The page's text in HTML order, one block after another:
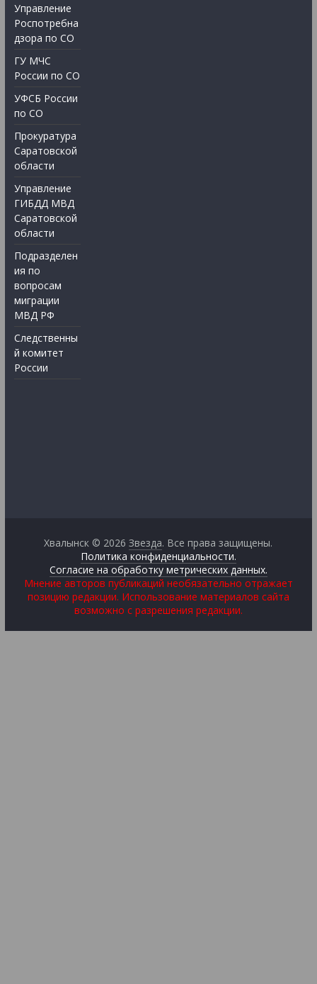
Управление
Роспотребна
дзора по СО
ГУ МЧС
России по СО
УФСБ России
по СО
Прокуратура
Саратовской
области
Управление
ГИБДД МВД
Саратовской
области
Подразделен
ия по
вопросам
миграции
МВД РФ
Следственны
й комитет
России
Хвалынск © 2026Звезда. Все права защищены.
Политика конфиденциальности.
Согласие на обработку метрических данных.
Мнение авторов публикаций необязательно отражает
позицию редакции. Использование материалов сайта
возможно с разрешения редакции.